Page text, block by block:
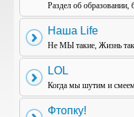
Раздел об образовании,
Наша Life
Не МЫ такие, Жизнь
LOL
Когда мы шутим и
Фтопку!